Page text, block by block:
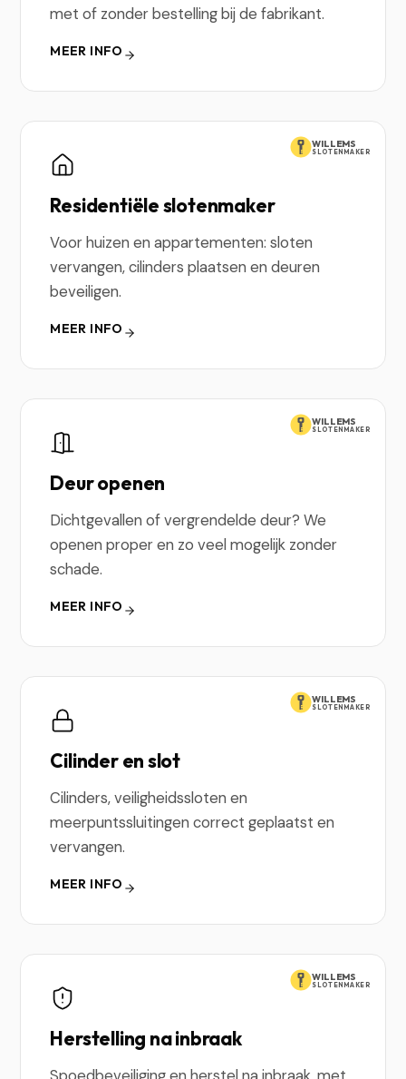
met of zonder bestelling bij de fabrikant.
MEER INFO
WILLEMS
SLOTENMAKER
Residentiële slotenmaker
Voor huizen en appartementen: sloten
vervangen, cilinders plaatsen en deuren
beveiligen.
MEER INFO
WILLEMS
SLOTENMAKER
Deur openen
Dichtgevallen of vergrendelde deur? We
openen proper en zo veel mogelijk zonder
schade.
MEER INFO
WILLEMS
SLOTENMAKER
Cilinder en slot
Cilinders, veiligheidssloten en
meerpuntssluitingen correct geplaatst en
vervangen.
MEER INFO
WILLEMS
SLOTENMAKER
Herstelling na inbraak